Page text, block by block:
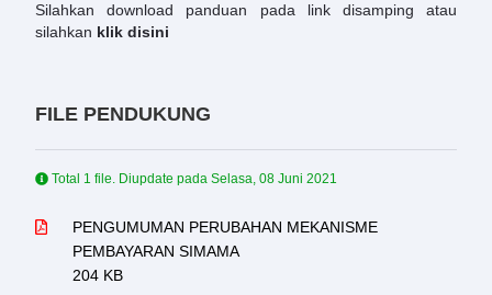
Silahkan download panduan pada link disamping atau
silahkan klik disini
FILE PENDUKUNG
Total 1 file. Diupdate pada Selasa, 08 Juni 2021
PENGUMUMAN PERUBAHAN MEKANISME
PEMBAYARAN SIMAMA
204 KB